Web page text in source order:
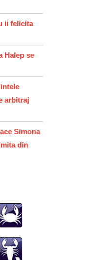
ii felicita
Halep se
arbitraj
Simona
din